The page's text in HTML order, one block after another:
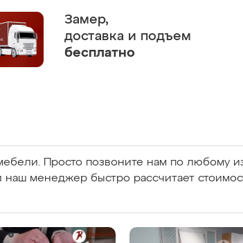
Замер,
доставка и подъем
бесплатно
Просто позвоните нам по любому
наш менеджер быстро рассчитает